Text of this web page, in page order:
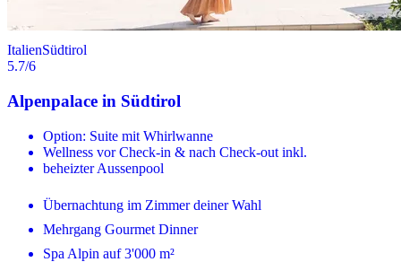
ItalienSüdtirol
5.7/6
Alpenpalace in Südtirol
Option: Suite mit Whirlwanne
Wellness vor Check-in & nach Check-out inkl.
beheizter Aussenpool
Übernachtung im Zimmer deiner Wahl
Mehrgang Gourmet Dinner
Spa Alpin auf 3'000 m²